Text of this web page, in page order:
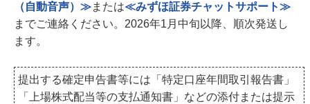
（自動音声）≫または≪みずほ証券チャットサポート≫
までご連絡ください。2026年1月中旬以降、順次発送し
ます。
提出する確定申告書等には「特定口座年間取引報告書」
「上場株式配当等の支払通知書」などの添付または提示